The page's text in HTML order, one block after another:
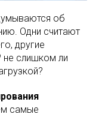
об
Одни считают
другие
не слишком ли
самые